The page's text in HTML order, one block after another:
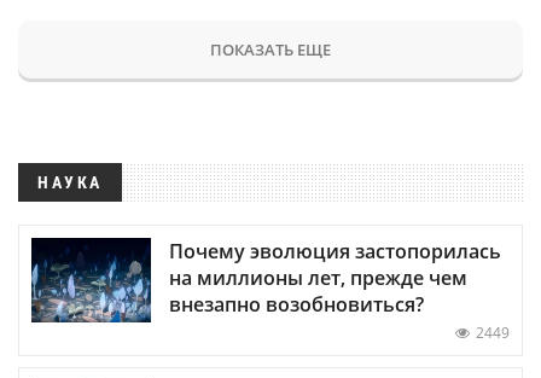
ПОКАЗАТЬ ЕЩЕ
НАУКА
Почему эволюция застопорилась
на миллионы лет, прежде чем
внезапно возобновиться?
2449